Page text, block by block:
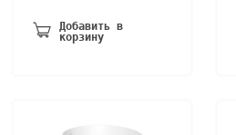
Добавить в
корзину